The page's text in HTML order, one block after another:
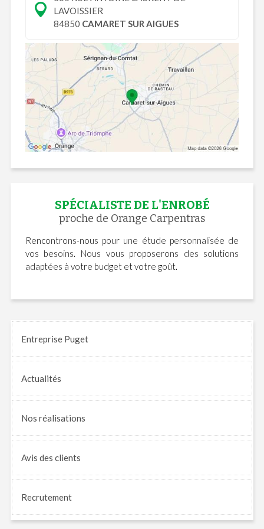
LAVOISSIER
84850 CAMARET SUR AIGUES
SPÉCIALISTE DE L'ENROBÉ
proche de Orange Carpentras
Rencontrons-nous pour une étude personnalisée de
vos besoins. Nous vous proposerons des solutions
adaptées à votre budget et votre goût.
Entreprise Puget
Actualités
Nos réalisations
Avis des clients
Recrutement